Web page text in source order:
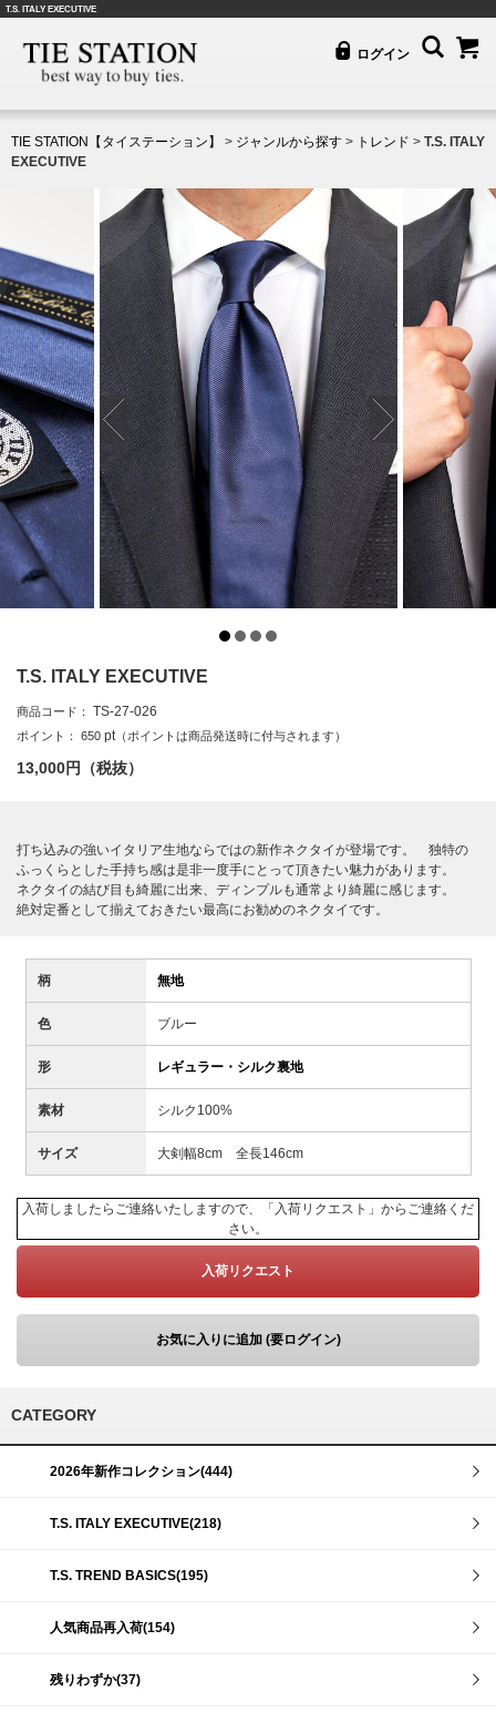
T.S. ITALY EXECUTIVE
ログイン
TIE STATION【タイステーション】 > ジャンルから探す > トレンド > T.S. ITALY
EXECUTIVE
T.S. ITALY EXECUTIVE
商品コード： TS-27-026
ポイント： 650 pt （ポイントは商品発送時に付与されます）
13,000円（税抜）
打ち込みの強いイタリア生地ならではの新作ネクタイが登場です。 独特の
ふっくらとした手持ち感は是非一度手にとって頂きたい魅力があります。
ネクタイの結び目も綺麗に出来、ディンプルも通常より綺麗に感じます。
絶対定番として揃えておきたい最高にお勧めのネクタイです。
柄 無地
色 ブルー
形 レギュラー・シルク裏地
素材 シルク100%
サイズ 大剣幅8cm 全長146cm
入荷しましたらご連絡いたしますので、「入荷リクエスト」からご連絡くだ
さい。
入荷リクエスト
お気に入りに追加 (要ログイン)
CATEGORY
2026年新作コレクション(444)
T.S. ITALY EXECUTIVE(218)
T.S. TREND BASICS(195)
人気商品再入荷(154)
残りわずか(37)